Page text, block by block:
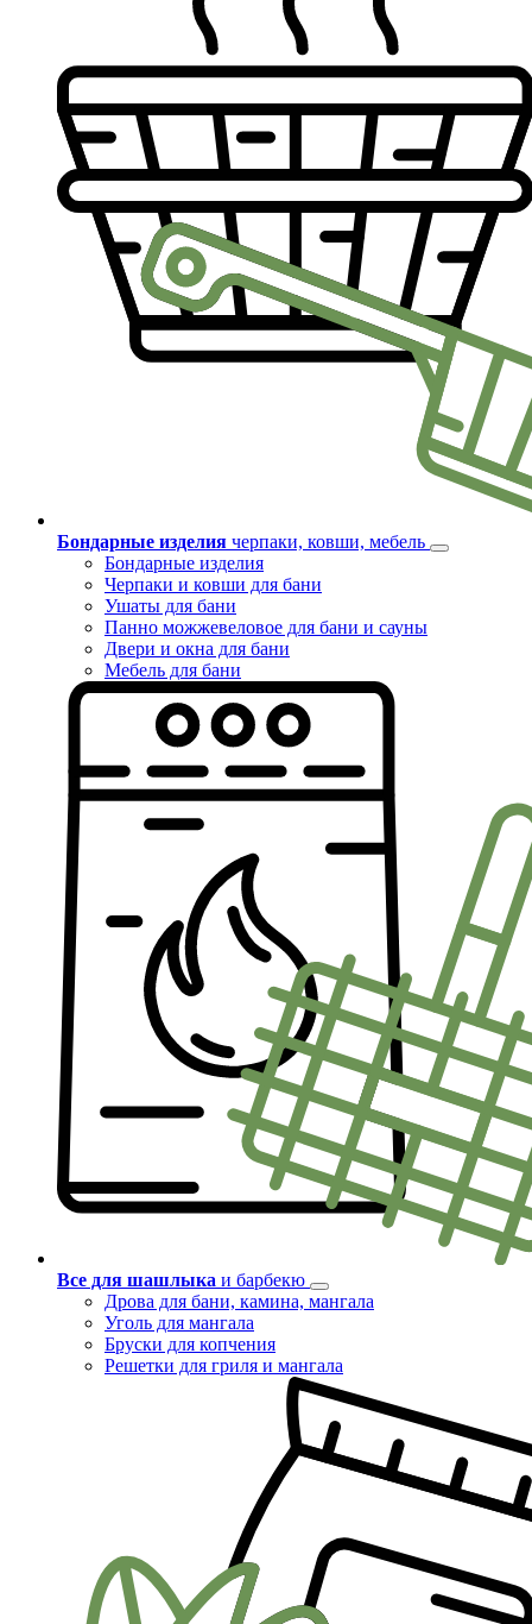
Бондарные изделия черпаки, ковши, мебель
Бондарные изделия
Черпаки и ковши для бани
Ушаты для бани
Панно можжевеловое для бани и сауны
Двери и окна для бани
Мебель для бани
Все для шашлыка и барбекю
Дрова для бани, камина, мангала
Уголь для мангала
Бруски для копчения
Решетки для гриля и мангала